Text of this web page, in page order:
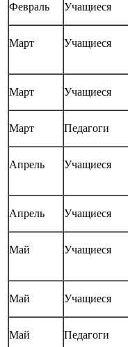
Февраль Учащиеся
Март Учащиеся
Март Учащиеся
Март Педагоги
Апрель Учащиеся
Апрель Учащиеся
Май Учащиеся
Май Учащиеся
Май Педагоги